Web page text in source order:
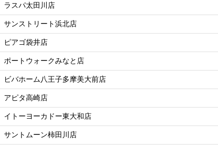
ラスパ太田川店
サンストリート浜北店
ピアゴ袋井店
ポートウォークみなと店
ビバホーム八王子多摩美大前店
アピタ高崎店
イトーヨーカドー東大和店
サントムーン柿田川店